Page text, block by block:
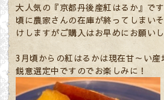
大人気の『京都丹後産紅はるか』で
頃に農家さんの在庫が終ってしまい
けしますがご購入はお早めにお願い
3月頃からの紅はるかは現在甘～い産
鋭意選定中ですのでお楽しみに！